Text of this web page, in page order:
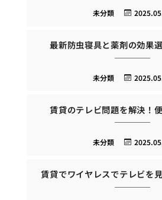
未分類
最新防虫寝具と薬剤の効果
未分類
賃貸のテレビ問題を解決！
未分類
賃貸でワイヤレスでテレビを